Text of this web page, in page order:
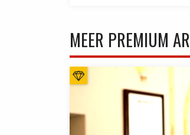
MEER PREMIUM